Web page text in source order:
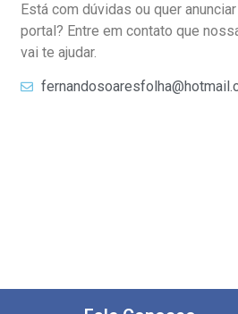
Está com dúvidas ou quer
portal? Entre em contato que
vai te ajudar.